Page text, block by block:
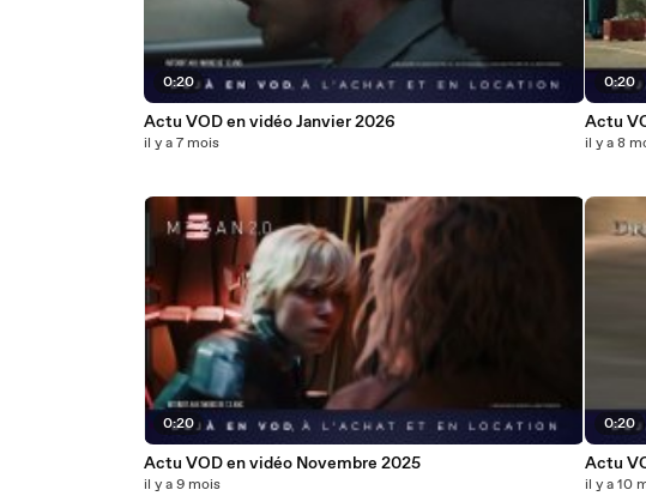
0:20
Actu VOD en vidéo Janvier 2026
il y a 7 mois
0:20
Actu VOD en vidéo Novembre 2025
il y a 9 mois
0:20
Actu
il y a 8
0:20
Actu
il y a 10